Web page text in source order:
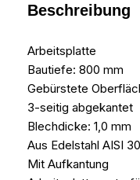
Beschreibung
Arbeitsplatte
Bautiefe: 800 mm
Gebürstete
3-seitig abgekantet
Blechdicke: 1,0 mm
Aus Edelstahl AISI
Mit Aufkantung